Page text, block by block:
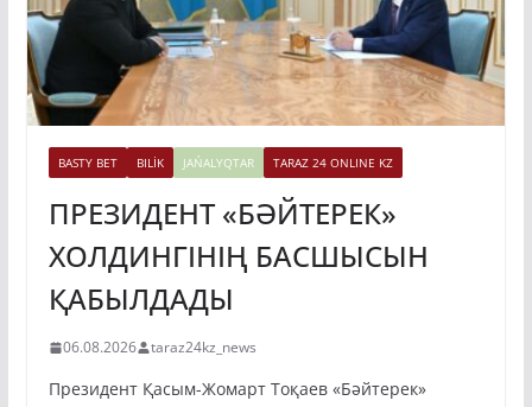
BASTY BET BILİK JAŃALYQTAR TARAZ 24 ONLINE KZ
ПРЕЗИДЕНТ «БӘЙТЕРЕК»
ХОЛДИНГІНІҢ БАСШЫСЫН
ҚАБЫЛДАДЫ